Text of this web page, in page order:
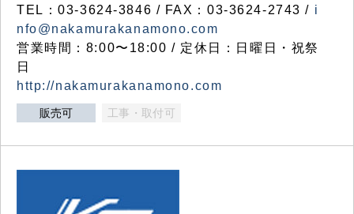
TEL：03-3624-3846 / FAX：03-3624-2743 / i
nfo@nakamurakanamono.com
営業時間：8:00〜18:00 / 定休日：日曜日・祝祭
日
http://nakamurakanamono.com
販売可 工事・取付可